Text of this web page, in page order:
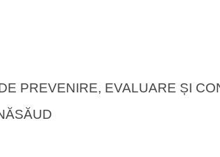
PREVENIRE, EVALUARE ȘI